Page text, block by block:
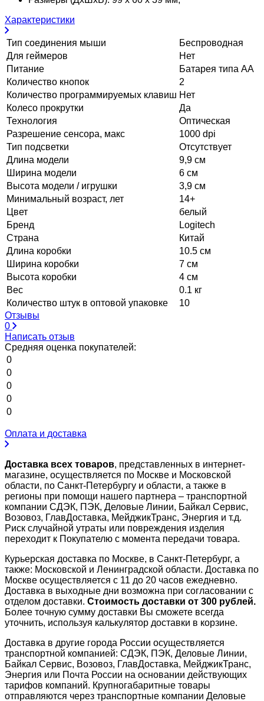
Характеристики
Тип соединения мыши
Беспроводная
Для геймеров
Нет
Питание
Батарея типа АА
Количество кнопок
2
Количество программируемых клавиш Нет
Колесо прокрутки
Да
Технология
Оптическая
Разрешение сенсора, макс
1000 dpi
Тип подсветки
Отсутствует
Длина модели
9,9 см
Ширина модели
6 см
Высота модели / игрушки
3,9 см
Минимальный возраст, лет
14+
Цвет
белый
Бренд
Logitech
Страна
Китай
Длина коробки
10.5 см
Ширина коробки
7 см
Высота коробки
4 см
Вес
0.1 кг
Количество штук в оптовой упаковке
10
Отзывы
0
Написать отзыв
Средняя оценка покупателей:
0
0
0
0
0
Оплата и доставка
Доставка всех товаров, представленных в интернет-
магазине, осуществляется по Москве и Московской
области, по Санкт-Петербургу и области, а также в
регионы при помощи нашего партнера – транспортной
компании СДЭК, ПЭК, Деловые Линии, Байкал Сервис,
Возовоз, ГлавДоставка, МейджикТранс, Энергия и т.д.
Риск случайной утраты или повреждения изделия
переходит к Покупателю с момента передачи товара.
Курьерская доставка по Москве, в Санкт-Петербург, а
также: Московской и Ленинградской области. Доставка по
Москве осуществляется с 11 до 20 часов ежедневно.
Доставка в выходные дни возможна при согласовании с
отделом доставки. Стоимость доставки от 300 рублей.
Более точную сумму доставки Вы сможете всегда
уточнить, используя калькулятор доставки в корзине.
Доставка в другие города России осуществляется
транспортной компанией: СДЭК, ПЭК, Деловые Линии,
Байкал Сервис, Возовоз, ГлавДоставка, МейджикТранс,
Энергия или Почта России на основании действующих
тарифов компаний. Крупногабаритные товары
отправляются через транспортные компании Деловые